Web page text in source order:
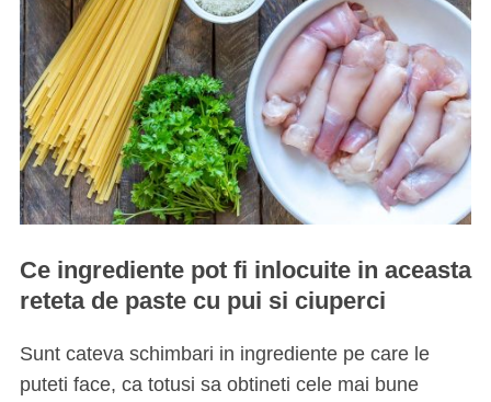
Ce ingrediente pot fi inlocuite in aceasta
reteta de paste cu pui si ciuperci
Sunt cateva schimbari in ingrediente pe care le
puteti face, ca totusi sa obtineti cele mai bune